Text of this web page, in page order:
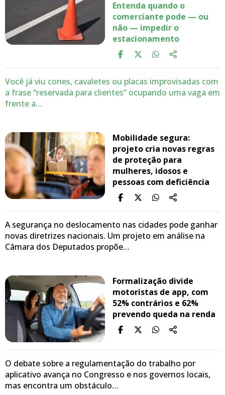
Entenda quando o
comerciante pode — ou
não — impedir o
estacionamento
Você já viu cones, cavaletes ou placas improvisadas com
a frase “reservada para clientes” ocupando uma vaga em
frente a…
Mobilidade segura:
projeto cria novas regras
de proteção para
mulheres, idosos e
pessoas com deficiência
A segurança no deslocamento nas cidades pode ganhar
novas diretrizes nacionais. Um projeto em análise na
Câmara dos Deputados propõe…
Formalização divide
motoristas de app, com
52% contrários e 62%
prevendo queda na renda
O debate sobre a regulamentação do trabalho por
aplicativo avança no Congresso e nos governos locais,
mas encontra um obstáculo…